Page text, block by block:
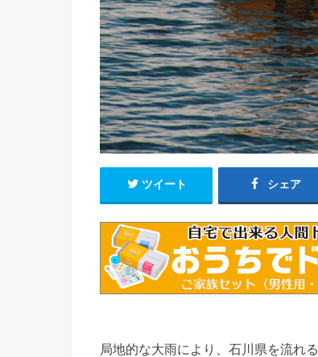
ツイート シェア
局地的な大雨により、石川県を流れる